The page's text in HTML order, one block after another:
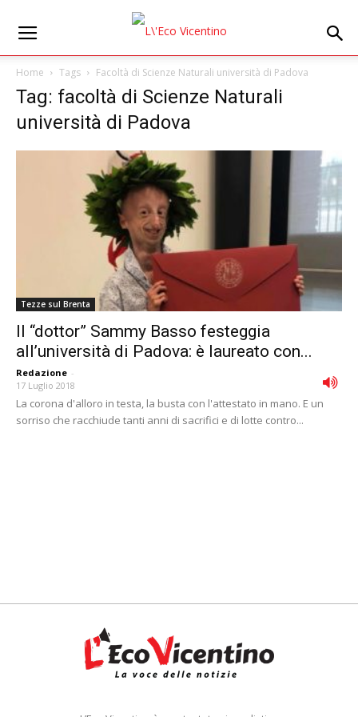
Home Tags Facoltà di Scienze Naturali università di Padova
Tag: facoltà di Scienze Naturali
università di Padova
Tezze sul Brenta
Il “dottor” Sammy Basso festeggia
all’università di Padova: è laureato con...
Redazione -
17 Luglio 2018
La corona d'alloro in testa, la busta con l'attestato in mano. E un
sorriso che racchiude tanti anni di sacrifici e di lotte contro...